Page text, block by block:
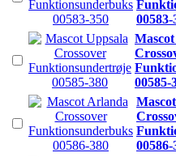
00583-
00585-
00586-